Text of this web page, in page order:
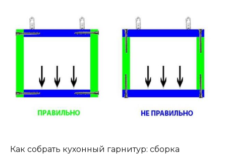
Как собрать кухонный гарнитур: сборка